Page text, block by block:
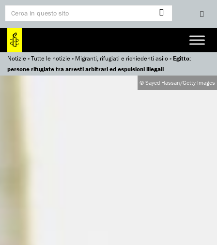
Notizie»Tutte le notizie» Migranti, rifugiati e richiedenti asilo»Egitto:
persone rifugiate tra arresti arbitrari ed espulsioni illegali
© Sayed Hassan/Getty Images